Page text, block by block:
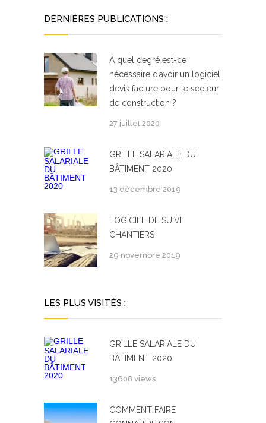
DERNIÉRES PUBLICATIONS :
A quel degré est-ce
nécessaire d’avoir un logiciel
devis facture pour le secteur
de construction ?
27 juillet 2020
GRILLE SALARIALE DU
BÂTIMENT 2020
13 décembre 2019
LOGICIEL DE SUIVI
CHANTIERS
29 novembre 2019
LES PLUS VISITÉS :
GRILLE SALARIALE DU
BÂTIMENT 2020
13608 views
COMMENT FAIRE